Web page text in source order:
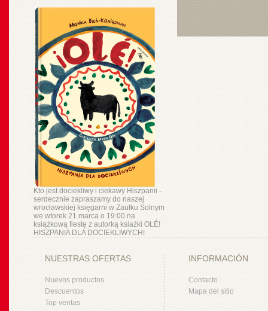
Kto jest dociekliwy i ciekawy Hiszpanii -
serdecznie zapraszamy do naszej
wrocławskiej księgarni w Zaułku Solnym
we wtorek 21 marca o 19:00 na
książkową fiestę z autorką ksiażki OLÉ!
HISZPANIA DLA DOCIEKLIWYCH!
NUESTRAS OFERTAS
Nuevos productos
Descuentos
Top ventas
INFORMACIÓN
Contacto
Mapa del sitio